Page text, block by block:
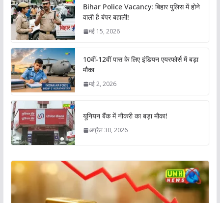
Bihar Police Vacancy: बिहार पुलिस में होने
वाली है बंपर बहाली!
मई 15, 2026
10वीं-12वीं पास के लिए इंडियन एयरफोर्स में बड़ा
मौका
मई 2, 2026
यूनियन बैंक में नौकरी का बड़ा मौका!
अप्रैल 30, 2026